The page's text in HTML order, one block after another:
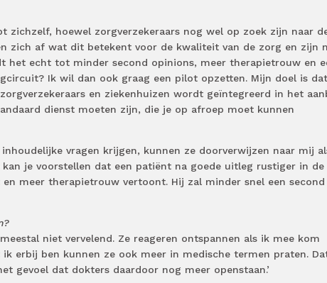
zichzelf, hoewel zorgverzekeraars nog wel op zoek zijn naar
zich af wat dit betekent voor de kwaliteit van de zorg en zijn
het echt tot minder second opinions, meer therapietrouw en
Ik wil dan ook graag een pilot opzetten. Mijn doel is
en ziekenhuizen wordt geïntegreerd in het
dienst moeten zijn, die je op afroep moet kunnen
inhoudelijke vragen krijgen, kunnen ze doorverwijzen naar mij
je voorstellen dat een patiënt na goede uitleg rustiger in de
meer therapietrouw vertoont. Hij zal minder snel een second
niet vervelend. Ze reageren ontspannen als ik mee kom
erbij ben kunnen ze ook meer in medische termen praten.
gevoel dat dokters daardoor nog meer openstaan.’